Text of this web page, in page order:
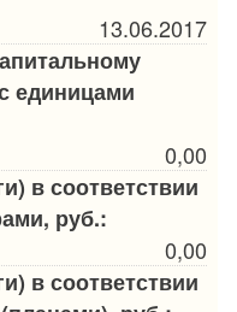
13.06.2017
единицами
0,00
в соответствии
руб.:
0,00
в соответствии